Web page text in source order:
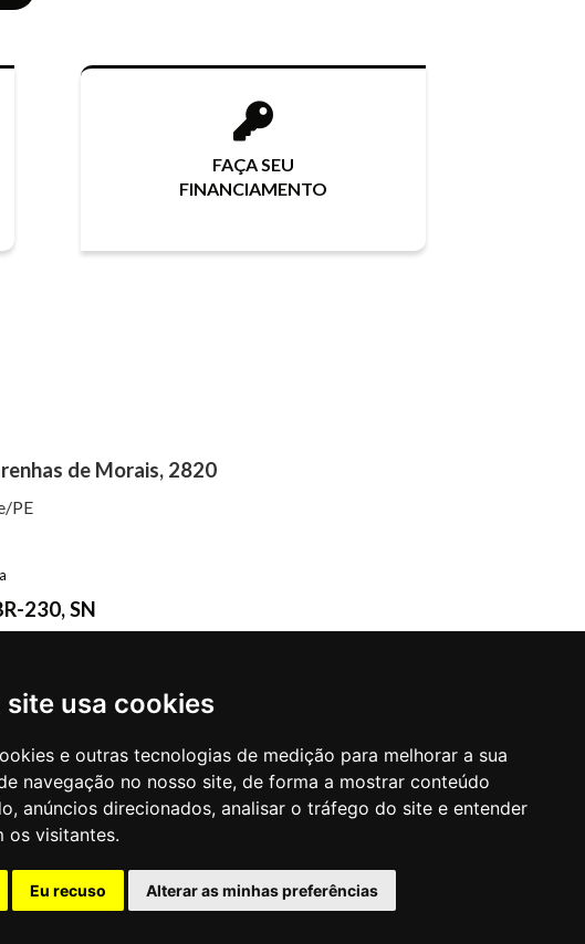
site usa cookies
e outras tecnologias de medição para melhorar a sua
navegação no nosso site, de forma a mostrar conteúdo
anúncios direcionados, analisar o tráfego do site e entender
os visitantes.
Eu recuso Alterar as minhas preferências
FAÇA SEU
FINANCIAMENTO
de Morais, 2820
PE
230, SN